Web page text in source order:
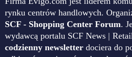
rynku centrów handlowych.
SCF - Shopping Center Forum.
wydawcą portalu SCF News |
codzienny newsletter dociera do